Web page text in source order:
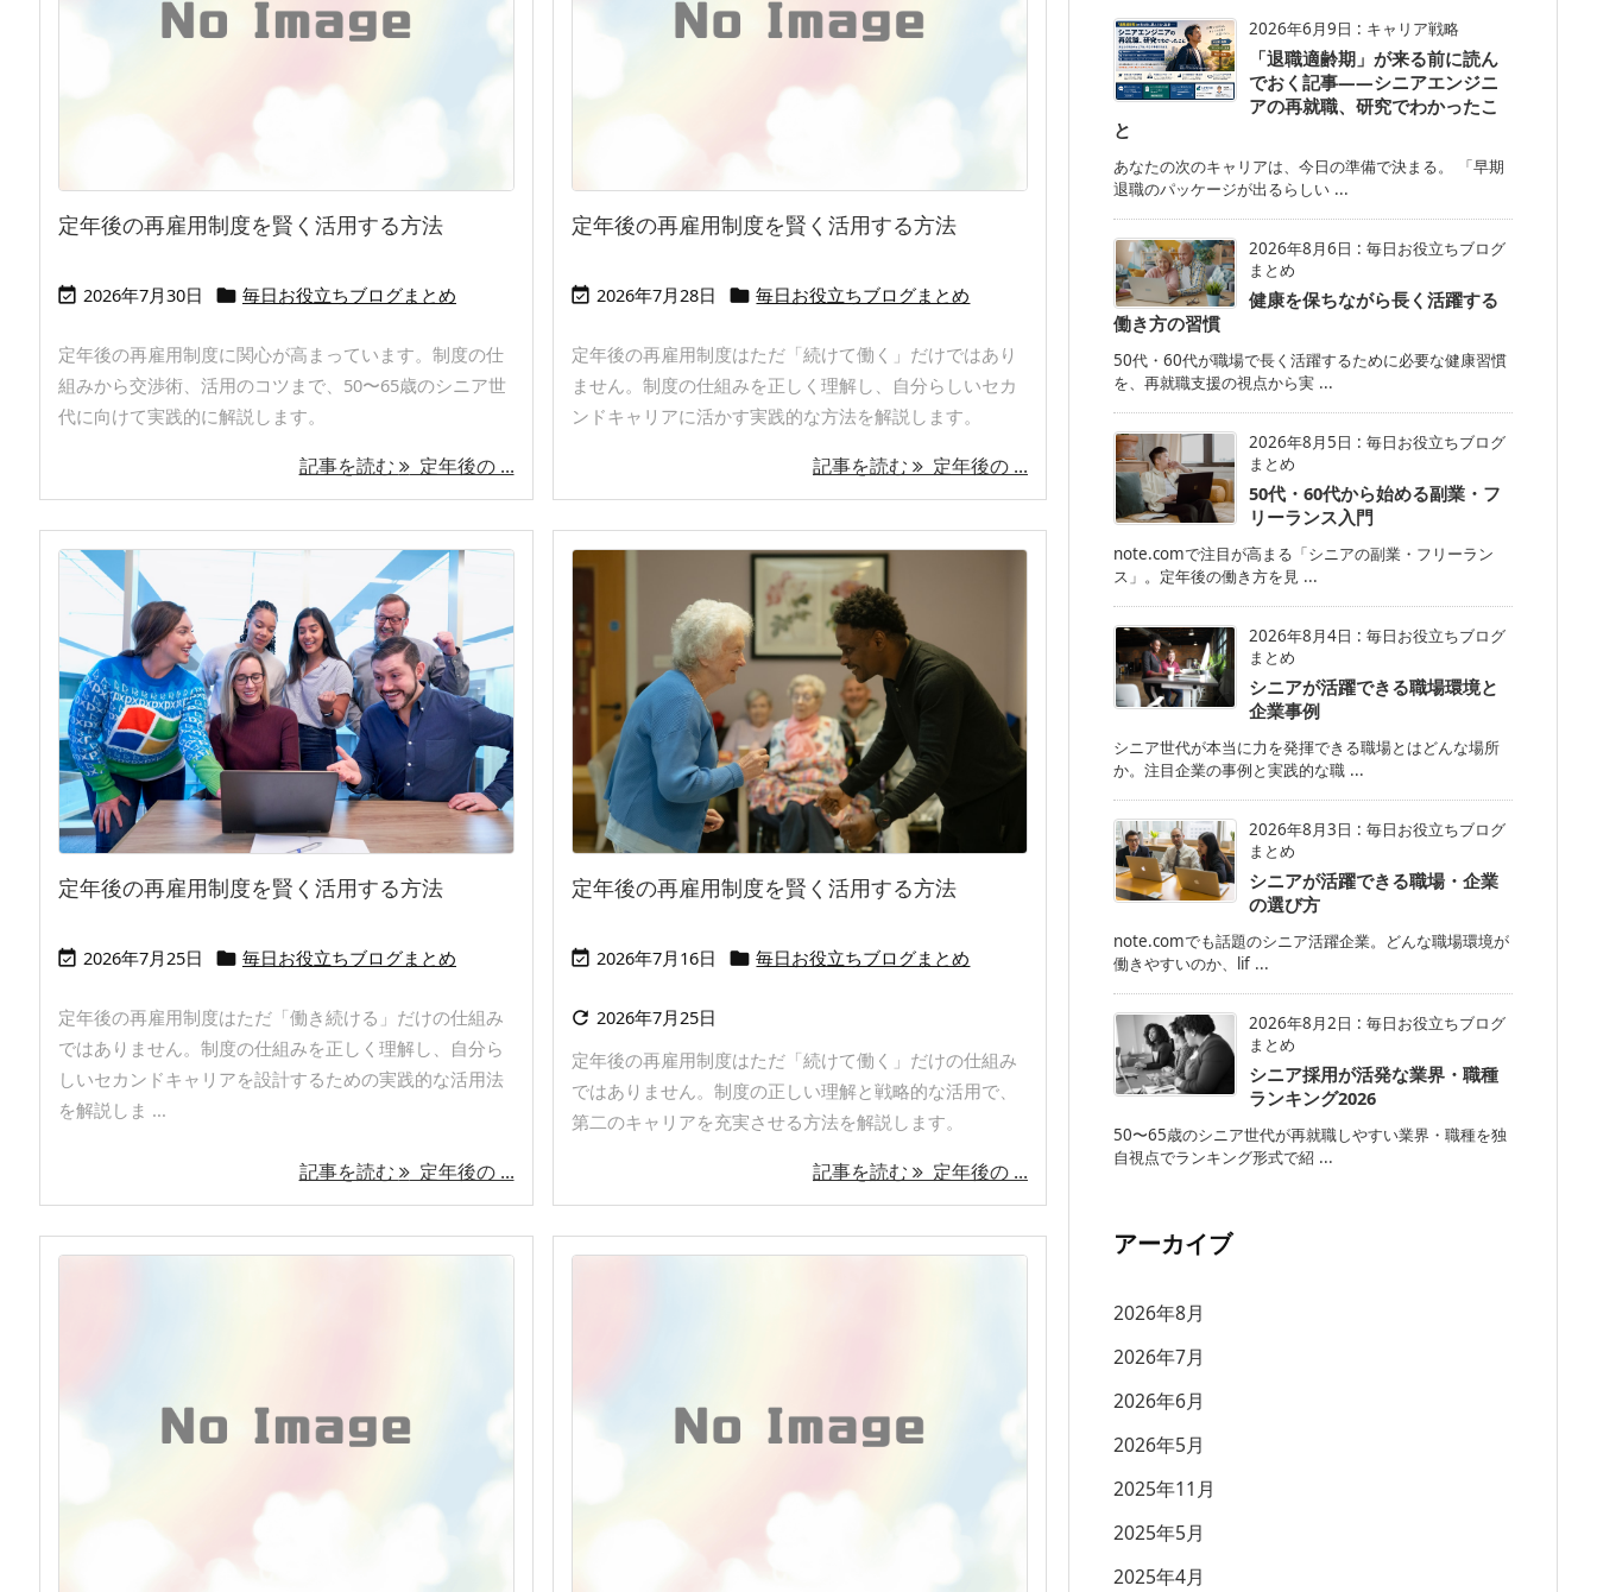
定年後の再雇用制度を賢く活用する方法
 2026年7月30日  毎日お役立ちブログまとめ
定年後の再雇用制度に関心が高まっています。制度の仕
組みから交渉術、活用のコツまで、50〜65歳のシニア世
代に向けて実践的に解説します。
記事を読む 定年後の ...
定年後の再雇用制度を賢く活用する方法
 2026年7月28日  毎日お役立ちブログまとめ
定年後の再雇用制度はただ「続けて働く」だけではあり
ません。制度の仕組みを正しく理解し、自分らしいセカ
ンドキャリアに活かす実践的な方法を解説します。
記事を読む 定年後の ...
定年後の再雇用制度を賢く活用する方法
 2026年7月25日  毎日お役立ちブログまとめ
定年後の再雇用制度はただ「働き続ける」だけの仕組み
ではありません。制度の仕組みを正しく理解し、自分ら
しいセカンドキャリアを設計するための実践的な活用法
を解説しま ...
記事を読む 定年後の ...
定年後の再雇用制度を賢く活用する方法
 2026年7月16日  毎日お役立ちブログまとめ
 2026年7月25日
定年後の再雇用制度はただ「続けて働く」だけの仕組み
ではありません。制度の正しい理解と戦略的な活用で、
第二のキャリアを充実させる方法を解説します。
記事を読む 定年後の ...
2026年6月9日 : キャリア戦略
「退職適齢期」が来る前に読ん
でおく記事——シニアエンジニ
アの再就職、研究でわかったこ
と
あなたの次のキャリアは、今日の準備で決まる。 「早期
退職のパッケージが出るらしい ...
2026年8月6日 : 毎日お役立ちブログ
まとめ
健康を保ちながら長く活躍する
働き方の習慣
50代・60代が職場で長く活躍するために必要な健康習慣
を、再就職支援の視点から実 ...
2026年8月5日 : 毎日お役立ちブログ
まとめ
50代・60代から始める副業・フ
リーランス入門
note.comで注目が高まる「シニアの副業・フリーラン
ス」。定年後の働き方を見 ...
2026年8月4日 : 毎日お役立ちブログ
まとめ
シニアが活躍できる職場環境と
企業事例
シニア世代が本当に力を発揮できる職場とはどんな場所
か。注目企業の事例と実践的な職 ...
2026年8月3日 : 毎日お役立ちブログ
まとめ
シニアが活躍できる職場・企業
の選び方
note.comでも話題のシニア活躍企業。どんな職場環境が
働きやすいのか、lif ...
2026年8月2日 : 毎日お役立ちブログ
まとめ
シニア採用が活発な業界・職種
ランキング2026
50〜65歳のシニア世代が再就職しやすい業界・職種を独
自視点でランキング形式で紹 ...
アーカイブ
2026年8月
2026年7月
2026年6月
2026年5月
2025年11月
2025年5月
2025年4月